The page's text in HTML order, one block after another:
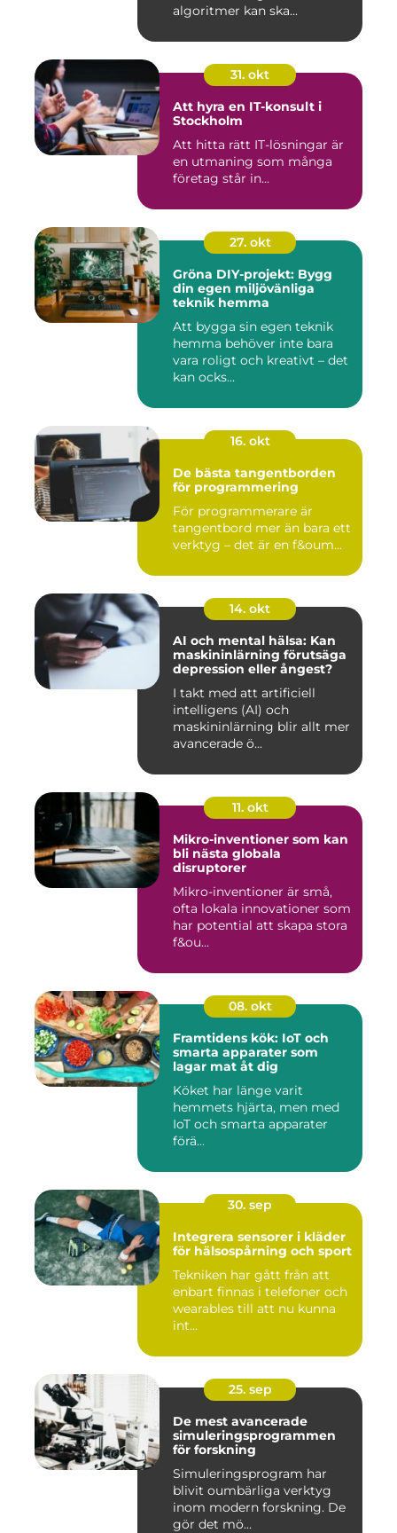
algoritmer kan ska...
31. okt
Att hyra en IT-konsult i
Stockholm
Att hitta rätt IT-lösningar är
en utmaning som många
företag står in...
27. okt
Gröna DIY-projekt: Bygg
din egen miljövänliga
teknik hemma
Att bygga sin egen teknik
hemma behöver inte bara
vara roligt och kreativt – det
kan ocks...
16. okt
De bästa tangentborden
för programmering
För programmerare är
tangentbord mer än bara ett
verktyg – det är en f&oum...
14. okt
AI och mental hälsa: Kan
maskininlärning förutsäga
depression eller ångest?
I takt med att artificiell
intelligens (AI) och
maskininlärning blir allt mer
avancerade ö...
11. okt
Mikro-inventioner som kan
bli nästa globala
disruptorer
Mikro-inventioner är små,
ofta lokala innovationer som
har potential att skapa stora
f&ou...
08. okt
Framtidens kök: IoT och
smarta apparater som
lagar mat åt dig
Köket har länge varit
hemmets hjärta, men med
IoT och smarta apparater
förä...
30. sep
Integrera sensorer i kläder
för hälsospårning och sport
Tekniken har gått från att
enbart finnas i telefoner och
wearables till att nu kunna
int...
25. sep
De mest avancerade
simuleringsprogrammen
för forskning
Simuleringsprogram har
blivit oumbärliga verktyg
inom modern forskning. De
gör det mö...